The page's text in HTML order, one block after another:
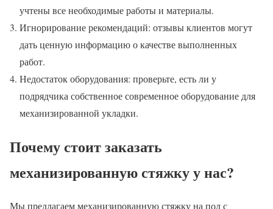
учтены все необходимые работы и материалы.
Игнорирование рекомендаций: отзывы клиентов могут
дать ценную информацию о качестве выполненных
работ.
Недостаток оборудования: проверьте, есть ли у
подрядчика собственное современное оборудование для
механизированной укладки.
Почему стоит заказать
механизированную стяжку у нас?
Мы предлагаем механизированную стяжку на пол с